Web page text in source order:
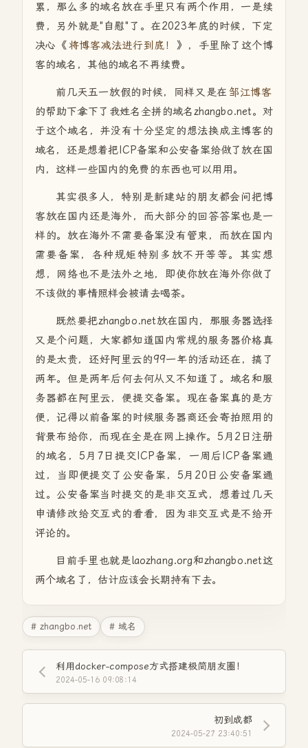
累，那么多的域名放在手里只有两个作用，一是续
费，另外就是"自慰"了。在2023年底的时候，下定
决心《将博客减法进行到底！
》，手里除了这个博
客的域名，其他的域名不再续费。
前几天五一放假的时候，同样又是在 邹江博客
的帮助下拿下了我姓名全拼的域名zhangbo.net。对
于这个域名，并没有十分坚定的想法换成主博客的
域名，还是想着把ICP备案和公安备案给做了放在国
内，这样一些国内的免费的东西也可以用用。
其实很多人，特别是新建站的朋友都会问把博
客放在国内还是海外，而大部分的回答答案也是一
样的。放在海外不需要备案没有管束，而放在国内
需要备案，各种规矩特别多放不开等等。其实想
想，网络也不是法外之地，即使你放在海外你做了
不该做的事情照样会被请去喝茶。
既然要把zhangbo.net放在国内，那服务器选择
又是个问题，大家都知道国内常规的服务器价格真
的是太贵，还好阿里云的99一年的活动还在，搞了
两年。但是两年后何去何从又不知道了。域名和服
务器都在阿里云，便提交备案。现在备案真的是方
便，记得以前备案的时候服务器商还会寄拍照用的
背景布给你，而现在全是在网上操作。5月2日注册
的域名，5月7日提交ICP备案，一周后ICP备案通
过，当即便提交了公安备案，5月20日公安备案通
过。公安备案当时提交的是非交互式，想着过几天
申请修改给交互式的看看，因为非交互式是不给开
评论的。
目前手里也就是laozhang.org和zhangbo.net这
两个域名了，估计应该会长期持有下去。
# zhangbo.net # 域名
利用docker-compose方式搭建极简朋友圈！
2024-05-16 09:08:14
初到成都
2024-05-27 23:40:51